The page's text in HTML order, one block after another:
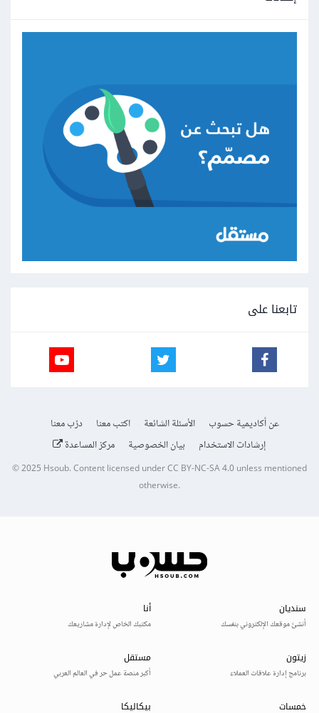
تابعنا على
عن أكاديمية حسوب الأسئلة الشائعة اكتب معنا
درّب معنا
إرشادات الاستخدام
بيان الخصوصية مركز المساعدة
© 2025Hsoub.Content licensed underCC BY-NC-SA 4.0unless mentioned
otherwise.